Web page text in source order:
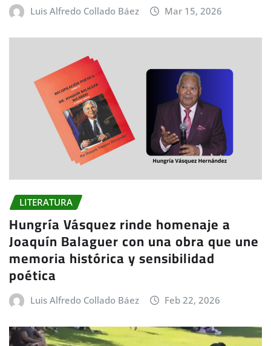
Luis Alfredo Collado Báez Mar 15, 2026
LITERATURA
Hungría Vásquez rinde homenaje a
Joaquín Balaguer con una obra que une
memoria histórica y sensibilidad
poética
Luis Alfredo Collado Báez Feb 22, 2026